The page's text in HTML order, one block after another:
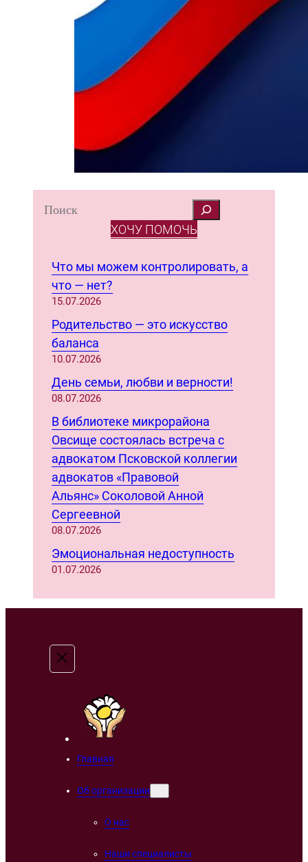
S
ХОЧУ ПОМОЧЬ
Что мы можем контролировать, а
что — нет?
15.07.2026
Родительство — это искусство
баланса
10.07.2026
День семьи, любви и верности!
08.07.2026
В библиотеке микрорайона
Овсище состоялась встреча с
адвокатом Псковской коллегии
адвокатов «Правовой
Альянс» Соколовой Анной
Сергеевной
08.07.2026
Эмоциональная недоступность
01.07.2026
Главная
Об организации
О нас
Наши специалисты